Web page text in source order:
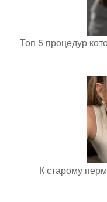
Топ 5 процедур
К старому